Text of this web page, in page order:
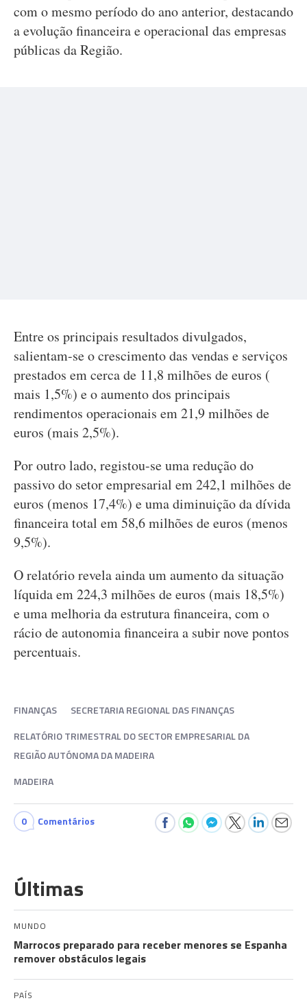
com o mesmo período do ano anterior, destacando
a evolução financeira e operacional das empresas
públicas da Região.
Entre os principais resultados divulgados,
salientam-se o crescimento das vendas e serviços
prestados em cerca de 11,8 milhões de euros (
mais 1,5%) e o aumento dos principais
rendimentos operacionais em 21,9 milhões de
euros (mais 2,5%).
Por outro lado, registou-se uma redução do
passivo do setor empresarial em 242,1 milhões de
euros (menos 17,4%) e uma diminuição da dívida
financeira total em 58,6 milhões de euros (menos
9,5%).
O relatório revela ainda um aumento da situação
líquida em 224,3 milhões de euros (mais 18,5%)
e uma melhoria da estrutura financeira, com o
rácio de autonomia financeira a subir nove pontos
percentuais.
FINANÇAS
SECRETARIA REGIONAL DAS FINANÇAS
RELATÓRIO TRIMESTRAL DO SECTOR EMPRESARIAL DA
REGIÃO AUTÓNOMA DA MADEIRA
MADEIRA
0 Comentários
Últimas
MUNDO
Marrocos preparado para receber menores se Espanha
remover obstáculos legais
PAÍS